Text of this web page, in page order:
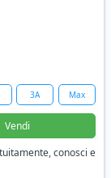
3A Max
Vendi
conosci e